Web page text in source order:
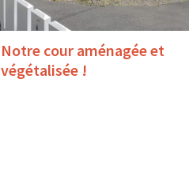
Notre cour aménagée et
végétalisée !